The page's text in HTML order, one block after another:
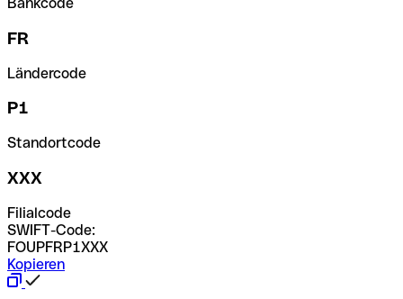
Bankcode
FR
Ländercode
P1
Standortcode
XXX
Filialcode
SWIFT-Code:
FOUPFRP1XXX
Kopieren